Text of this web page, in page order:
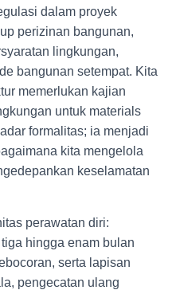
dalam proyek
perizinan bangunan,
lingkungan,
bangunan setempat. Kita
memerlukan kajian
untuk materials
formalitas; ia menjadi
kita mengelola
keselamatan
perawatan diri:
hingga enam bulan
serta lapisan
pengecatan ulang